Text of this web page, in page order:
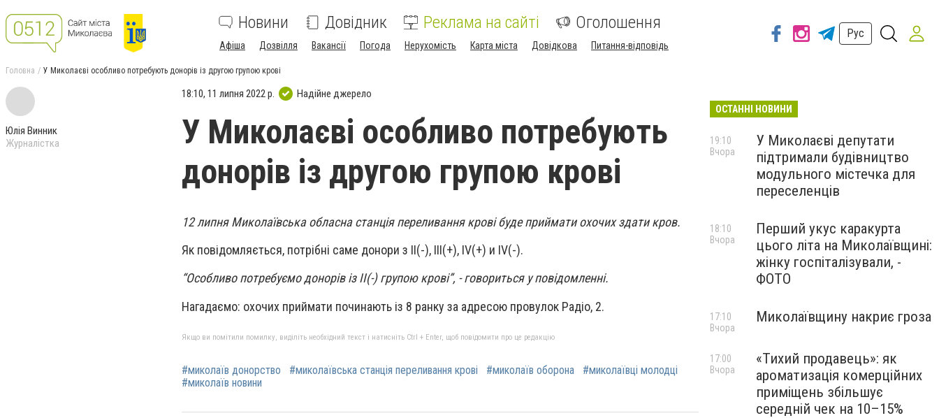
Новини Довідник Реклама на сайті Оголошення
Афіша Дозвілля Вакансії Погода Нерухомість Карта міста Довідкова Питання-відповідь
Рус
Головна У Миколаєві особливо потребують донорів із другою групою крові
Юлія Винник
Журналістка
18:10, 11 липня 2022 р. Надійне джерело
У Миколаєві особливо потребують
донорів із другою групою крові
12 липня Миколаївська обласна станція переливання крові буде приймати охочих здати кров.
Як повідомляється, потрібні саме донори з II(-), III(+), IV(+) и IV(-).
“Особливо потребуємо донорів із II(-) групою крові”, - говориться у повідомленні.
Нагадаємо: охочих приймати починають із 8 ранку за адресою провулок Радіо, 2.
Якщо ви помітили помилку, виділіть необхідний текст і натисніть Ctrl + Enter, щоб повідомити про це редакцію
#миколаїв донорство #миколаївська станція переливання крові #миколаїв оборона
#миколаївці молодці
#миколаїв новини
ОСТАННІ НОВИНИ
У Миколаєві депутати
підтримали будівництво
модульного містечка для
переселенців
19:10
Вчора
Перший укус каракурта
цього літа на Миколаївщині:
жінку госпіталізували, -
ФОТО
18:10
Вчора
Миколаївщину накриє гроза
17:10
Вчора
«Тихий продавець»: як
ароматизація комерційних
приміщень збільшує
середній чек на 10–15%
17:00
Вчора